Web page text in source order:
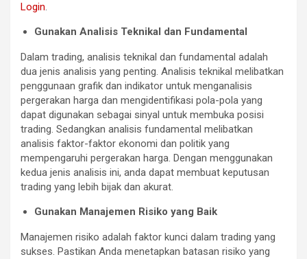
Login.
Gunakan Analisis Teknikal dan Fundamental
Dalam trading, analisis teknikal dan fundamental adalah
dua jenis analisis yang penting. Analisis teknikal melibatkan
penggunaan grafik dan indikator untuk menganalisis
pergerakan harga dan mengidentifikasi pola-pola yang
dapat digunakan sebagai sinyal untuk membuka posisi
trading. Sedangkan analisis fundamental melibatkan
analisis faktor-faktor ekonomi dan politik yang
mempengaruhi pergerakan harga. Dengan menggunakan
kedua jenis analisis ini, anda dapat membuat keputusan
trading yang lebih bijak dan akurat.
Gunakan Manajemen Risiko yang Baik
Manajemen risiko adalah faktor kunci dalam trading yang
sukses. Pastikan Anda menetapkan batasan risiko yang